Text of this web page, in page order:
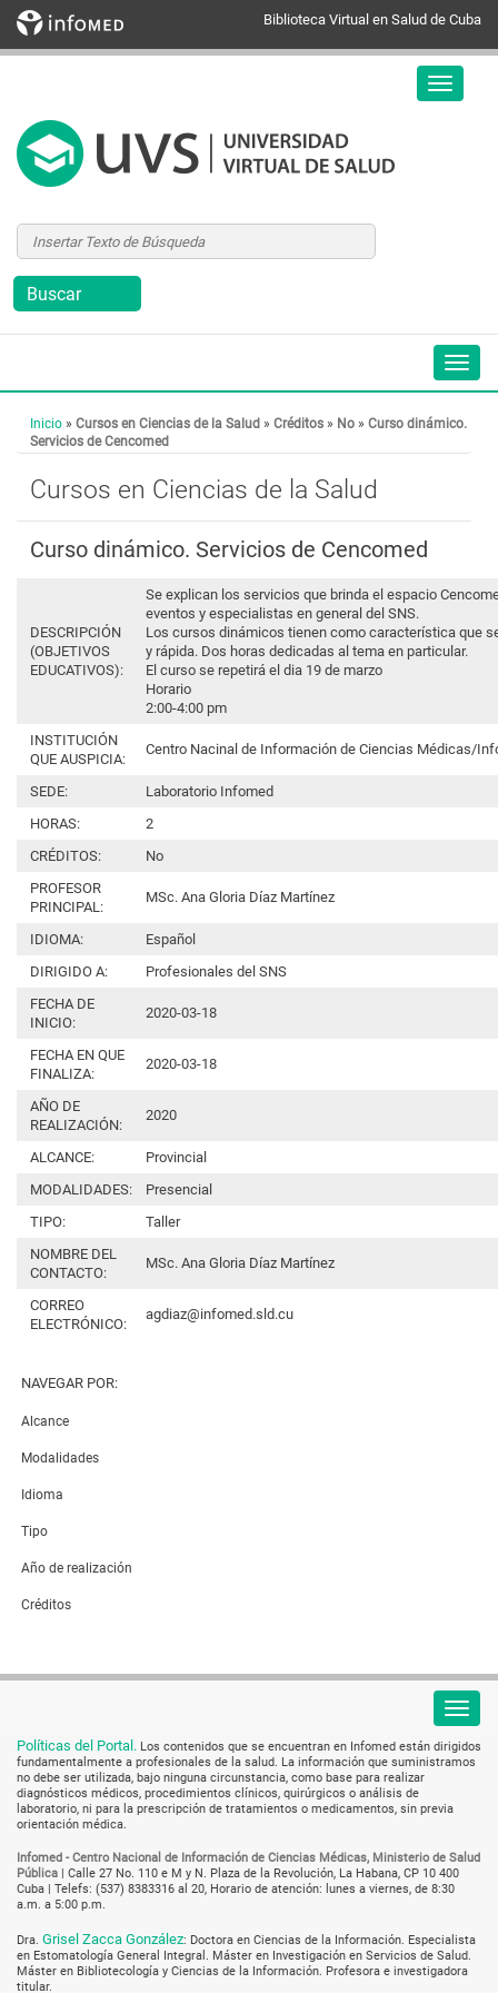
Biblioteca Virtual en Salud de Cuba
Inicio » Cursos en Ciencias de la Salud » Créditos » No » Curso dinámico.
Servicios de Cencomed
Cursos en Ciencias de la Salud
Curso dinámico. Servicios de Cencomed
DESCRIPCIÓN
(OBJETIVOS
EDUCATIVOS):
Se explican los servicios que brinda el espacio
eventos y especialistas en general del SNS.
Los cursos dinámicos tienen como característica que
y rápida. Dos horas dedicadas al tema en particular.
El curso se repetirá el dia 19 de marzo
Horario
2:00-4:00 pm
INSTITUCIÓN
QUE AUSPICIA:
Centro Nacinal de Información de Ciencias Médicas/
SEDE:
Laboratorio Infomed
HORAS:
2
CRÉDITOS:
No
PROFESOR
PRINCIPAL:
MSc. Ana Gloria Díaz Martínez
IDIOMA:
Español
DIRIGIDO A:
Profesionales del SNS
FECHA DE
INICIO:
2020-03-18
FECHA EN QUE
FINALIZA:
2020-03-18
AÑO DE
REALIZACIÓN:
2020
ALCANCE:
Provincial
MODALIDADES:
Presencial
TIPO:
Taller
NOMBRE DEL
CONTACTO:
MSc. Ana Gloria Díaz Martínez
CORREO
ELECTRÓNICO:
agdiaz@infomed.sld.cu
NAVEGAR POR:
Alcance
Modalidades
Idioma
Tipo
Año de realización
Créditos
Políticas del Portal. Los contenidos que se encuentran en Infomed están dirigidos
fundamentalmente a profesionales de la salud. La información que suministramos
no debe ser utilizada, bajo ninguna circunstancia, como base para realizar
diagnósticos médicos, procedimientos clínicos, quirúrgicos o análisis de
laboratorio, ni para la prescripción de tratamientos o medicamentos, sin previa
orientación médica.
Infomed - Centro Nacional de Información de Ciencias Médicas, Ministerio de Salud
Pública
Calle 27 No. 110 e M y N. Plaza de la Revolución, La Habana, CP 10 400
Cuba
| Telefs: (537) 8383316 al 20, Horario de atención: lunes a viernes, de 8:30
a.m. a 5:00 p.m.
Dra. Grisel Zacca González: Doctora en Ciencias de la Información. Especialista
en Estomatología General Integral. Máster en Investigación en Servicios de Salud.
Máster en Bibliotecología y Ciencias de la Información. Profesora e investigadora
titular.